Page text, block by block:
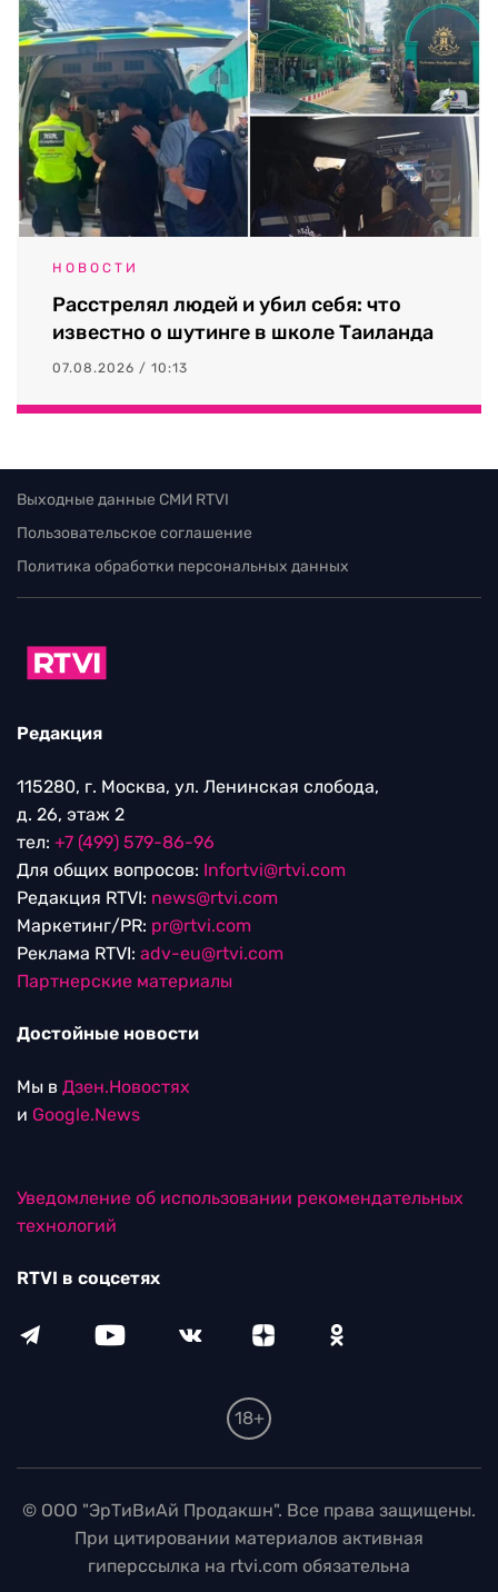
НОВОСТИ
Расстрелял людей и убил себя: что
известно о шутинге в школе Таиланда
07.08.2026 / 10:13
Выходные данные СМИ RTVI
Пользовательское соглашение
Политика обработки персональных данных
Редакция
115280, г. Москва, ул. Ленинская слобода,
д. 26, этаж 2
тел: +7 (499) 579-86-96
Для общих вопросов: Infortvi@rtvi.com
Редакция RTVI: news@rtvi.com
Маркетинг/PR: pr@rtvi.com
Реклама RTVI: adv-eu@rtvi.com
Партнерские материалы
Достойные новости
Мы в Дзен.Новостях
и Google.News
Уведомление об использовании рекомендательных
технологий
RTVI в соцсетях
18+
© ООО "ЭрТиВиАй Продакшн". Все права защищены.
При цитировании материалов активная
гиперссылка на rtvi.com обязательна